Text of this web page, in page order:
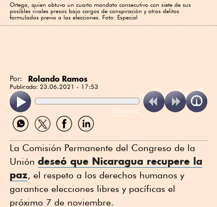
Ortega, quien obtuvo un cuarto mandato consecutivo con siete de sus
posibles rivales presos bajo cargos de conspiración y otros delitos
formulados previo a las elecciones. Foto: Especial
Por: Rolando Ramos
Publicado: 23.06.2021 - 17:53
ReadSpeaker
Compartir
por
Compartir
por
Compartir
por
Compartir
por
La Comisión Permanente del Congreso de la
Unión deseó que Nicaragua recupere la
paz, el respeto a los derechos humanos y
garantice elecciones libres y pacíficas el
próximo 7 de noviembre.